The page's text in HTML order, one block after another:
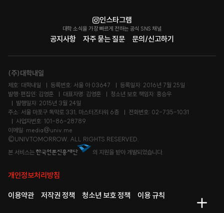
메
공지사항 자주 묻는 질문 문의/신고하기
인스타그램
대학 소식을 가장 빠르게 전하는 공식 SNS 채널
(주)대학내일
제호: 대학내일 등록번호: 서울 아 03647
등록일자: 2016년 7월 25일
발행·편집인: 김영훈
대표자명: 김영훈
청소년 보호 책임자: 홍승우
발행일자: 2015년 3월 24일
주소: 서울 마포구 독막로 331, 마스터즈타워 6층
전화번호: 02-735-1031
사업자번호: 101-86-28789
이메일: media@univ.me
©UNIVTOMORROW. ALL RIGHTS RESERVED.
본 서비스는
의 지원을 받아 개발되었습니다.
개인정보처리방침
이용약관 저작권 정책 청소년 보호 정책 이용 규칙